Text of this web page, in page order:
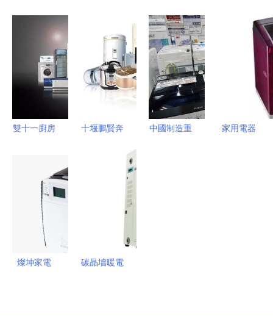
風暴 智趣
廚房，樂享
生活
電圖標的設
計與應用
企業 家電
企業混改加
雙十一廚房
貓、京東與
騰訊廣點通
廣告策略解
十堰鵬賢奔
中國制造重
家用電器
燦坤家電
碳晶墻暖電